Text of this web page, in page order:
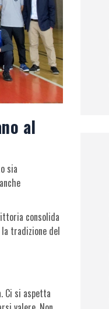
al
sia
consolida
tradizione del
Ci si aspetta